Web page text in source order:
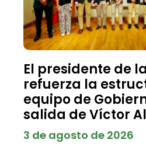
El presidente de
refuerza la
equipo de
salida de Víctor
3 de agosto de 2026